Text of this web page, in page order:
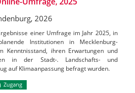
2026
einer Umfrage im Jahr 2025, in
Institutionen in Mecklenburg-
Kenntnisstand, ihren Erwartungen und
in der Stadt-. Landschafts- und
auf Klimaanpassung befragt wurden.
Zugang